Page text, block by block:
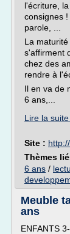
l'écriture,
consignes
parole, ...
La
s'affirment
chez des
rendre à
Il en va de
6 ans,...
Lire la suite
Site :
Thèmes
6 ans /
Meuble
ans
ENFANTS